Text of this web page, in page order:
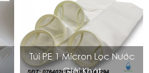
Túi PE 1 Micron Lọc Nước